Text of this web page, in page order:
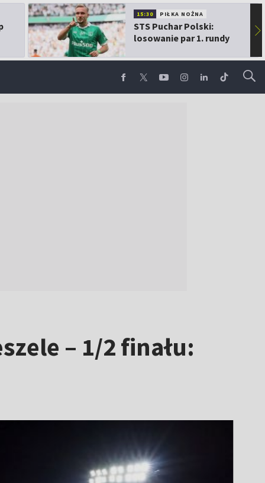
15:30 PIŁKA NOŻNA
STS Puchar Polski:
losowanie par 1. rundy
▶
– 1/2 finału: